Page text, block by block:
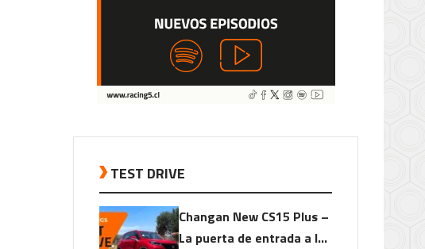
TEST DRIVE
Changan New CS15 Plus –
La puerta de entrada a la